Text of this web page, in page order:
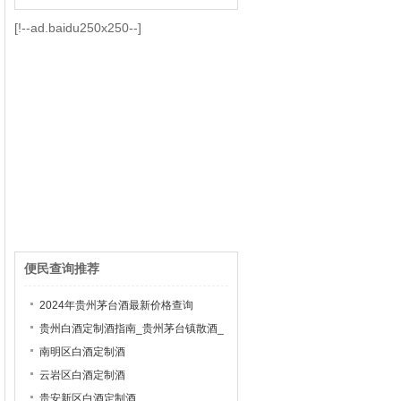
[!--ad.baidu250x250--]
便民查询推荐
2024年贵州茅台酒最新价格查询
贵州白酒定制酒指南_贵州茅台镇散酒_
茅台镇白酒加盟
南明区白酒定制酒
云岩区白酒定制酒
贵安新区白酒定制酒